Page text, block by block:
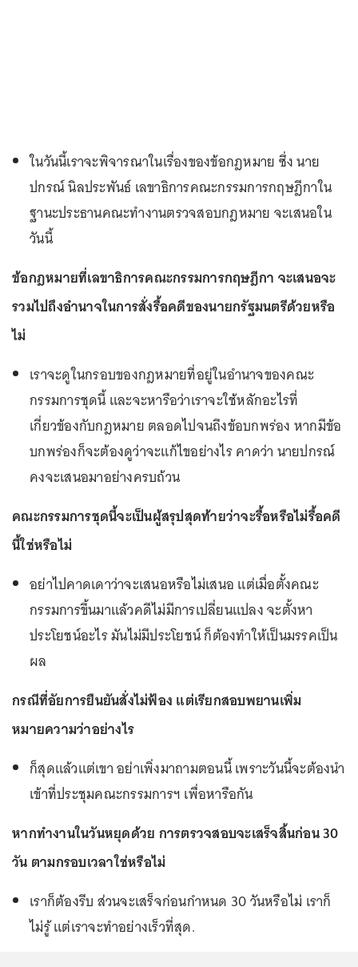
ในวันนี้เราจะพิจารณาในเรื่องของข้อกฎหมาย ซึ่ง นาย
ปกรณ์ นิลประพันธ์ เลขาธิการคณะกรรมการกฤษฎีกาใน
ฐานะประธานคณะทำงานตรวจสอบกฎหมาย จะเสนอใน
วันนี้
ข้อกฎหมายที่เลขาธิการคณะกรรมการกฤษฎีกา จะเสนอจะ
รวมไปถึงอำนาจในการสั่งรื้อคดีของนายกรัฐมนตรีด้วยหรือ
ไม่
เราจะดูในกรอบของกฎหมายที่อยู่ในอำนาจของคณะ
กรรมการชุดนี้ และจะหารือว่าเราจะใช้หลักอะไรที่
เกี่ยวข้องกับกฎหมาย ตลอดไปจนถึงข้อบกพร่อง หากมีข้อ
บกพร่องก็จะต้องดูว่าจะแก้ไขอย่างไร คาดว่า นายปกรณ์
คงจะเสนอมาอย่างครบถ้วน
คณะกรรมการชุดนี้จะเป็นผู้สรุปสุดท้ายว่าจะรื้อหรือไม่รื้อคดี
นี้ใช่หรือไม่
อย่าไปคาดเดาว่าจะเสนอหรือไม่เสนอ แต่เมื่อตั้งคณะ
กรรมการขึ้นมาแล้วคดีไม่มีการเปลี่ยนแปลง จะตั้งหา
ประโยชน์อะไร มันไม่มีประโยชน์ ก็ต้องทำให้เป็นมรรคเป็น
ผล
กรณีที่อัยการยืนยันสั่งไม่ฟ้อง แต่เรียกสอบพยานเพิ่ม
หมายความว่าอย่างไร
ก็สุดแล้วแต่เขา อย่าเพิ่งมาถามตอนนี้ เพราะวันนี้จะต้องนำ
เข้าที่ประชุมคณะกรรมการฯ เพื่อหารือกัน
หากทำงานในวันหยุดด้วย การตรวจสอบจะเสร็จสิ้นก่อน 30
วัน ตามกรอบเวลาใช่หรือไม่
เราก็ต้องรีบ ส่วนจะเสร็จก่อนกำหนด 30 วันหรือไม่ เราก็
ไม่รู้ แต่เราจะทำอย่างเร็วที่สุด.